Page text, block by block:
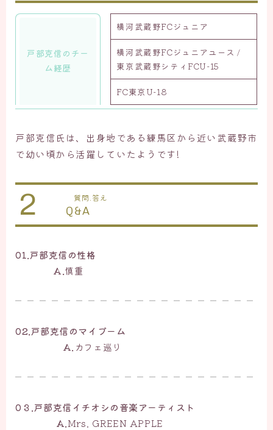
戸部克信のチー
ム経歴
横河武蔵野FCジュニア
横河武蔵野FCジュニアユース /
東京武蔵野シティFCU-15
FC東京U-18
戸部克信氏は、出身地である練馬区から近い武蔵野市
で幼い頃から活躍していたようです!
2 質問.答え
Q&A
01.戸部克信の性格
A. 慎重
02.戸部克信のマイブーム
A. カフェ巡り
0３.戸部克信イチオシの音楽アーティスト
A. Mrs. GREEN APPLE